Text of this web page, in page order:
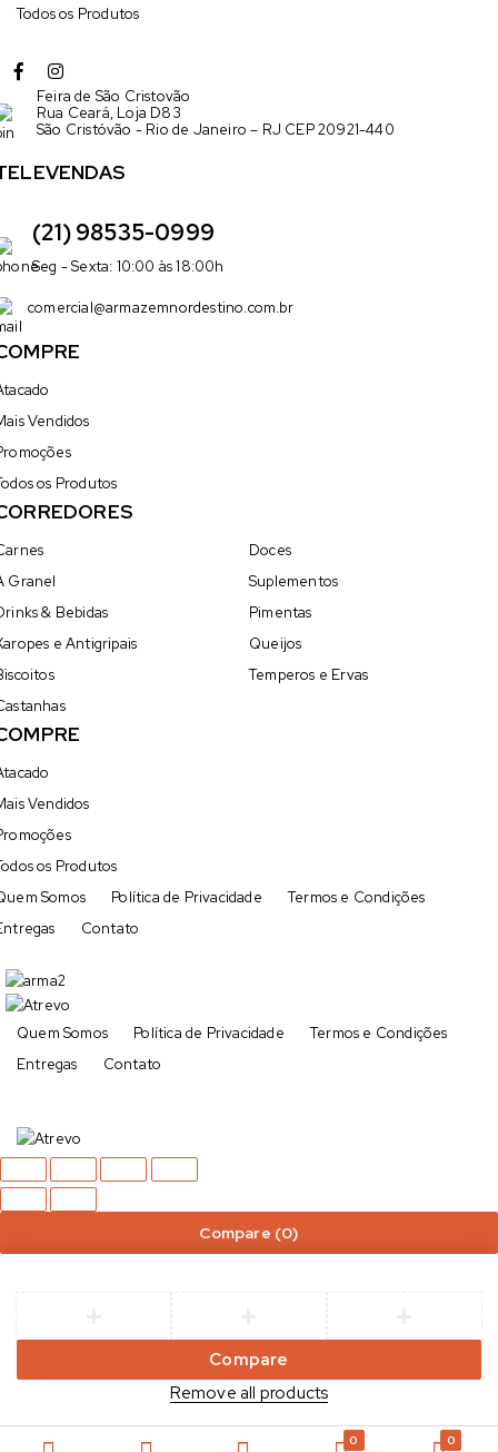
Todos os Produtos
Feira de São Cristovão
Rua Ceará, Loja D83
São Cristóvão - Rio de Janeiro – RJ CEP 20921-440
(21) 98535-0999
Seg - Sexta: 10:00 às 18:00h
comercial@armazemnordestino.com.br
Vendidos
os Produtos
Granel
& Bebidas
e Antigripais
Doces
Suplementos
Pimentas
Queijos
Temperos e Ervas
Vendidos
os Produtos
Somos
Política de Privacidade
Termos e Condições
Contato
Quem Somos Política de Privacidade
Termos e Condições
Entregas
Contato
0 0
Compare (0)
Compare
Remove all products